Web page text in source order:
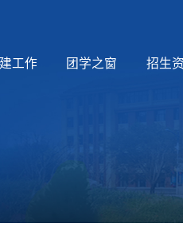
工作 团学之窗 招生